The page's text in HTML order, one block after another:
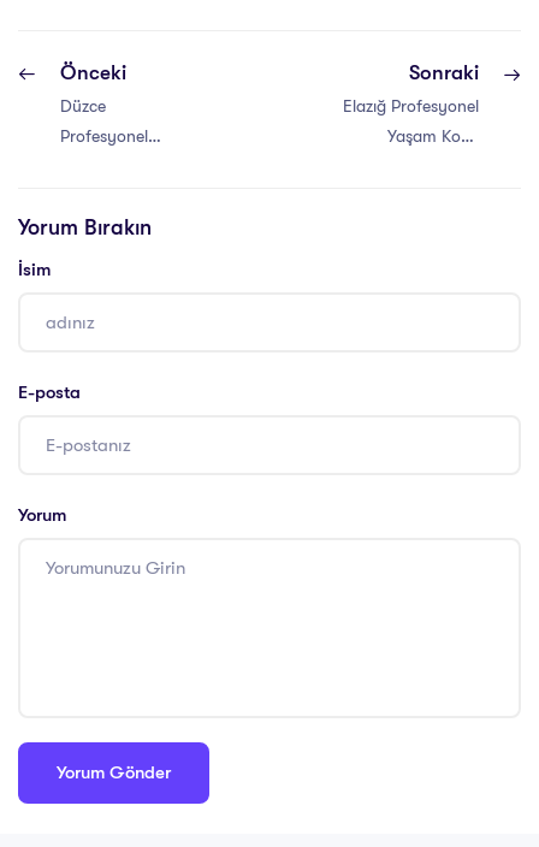
Önceki
Düzce
Profesyonel
Sonraki
Elazığ Profesyonel
Yaşam Koçu
Yorum Bırakın
İsim
E-posta
Yorum